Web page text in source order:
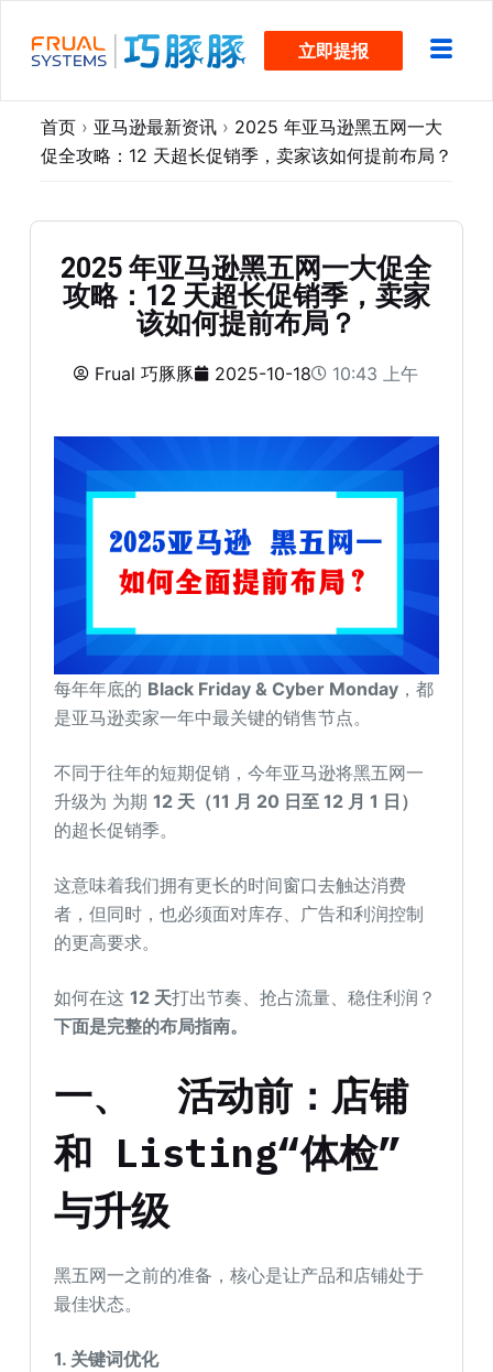
过
立即提报
首页 › 亚马逊最新资讯 › 2025 年亚马逊黑五网一大
促全攻略：12 天超长促销季，卖家该如何提前布局？
2025 年亚马逊黑五网一大促全
攻略：12 天超长促销季，卖家
该如何提前布局？
Frual 巧豚豚 2025-10-18 10:43 上午
每年年底的 Black Friday & Cyber Monday ，都
是亚马逊卖家一年中最关键的销售节点。
不同于往年的短期促销，今年亚马逊将黑五网一
升级为 为期12 天（11 月 20 日至 12 月 1 日）
的超长促销季。
这意味着我们拥有更长的时间窗口去触达消费
者，但同时，也必须面对库存、广告和利润控制
的更高要求。
如何在这12 天打出节奏、抢占流量、稳住利润？
下面是完整的布局指南。
一、活动前：店铺
和 Listing“体检”
与升级
黑五网一之前的准备，核心是让产品和店铺处于
最佳状态。
1. 关键词优化